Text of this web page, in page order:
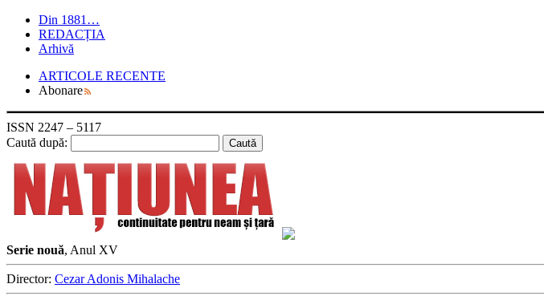
Din 1881…
REDACȚIA
Arhivă
ARTICOLE RECENTE
Abonare
ISSN 2247 – 5117
Caută după:
Serie nouă, Anul XV
Director: Cezar Adonis Mihalache